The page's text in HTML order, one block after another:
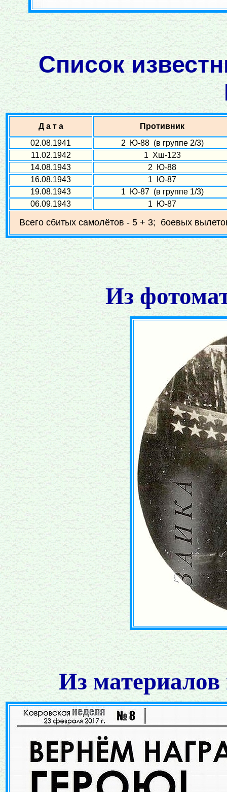
Список
Д а т а
Противник
02.08.1941
2 Ю-88 (в группе 2/3)
11.02.1942
1 Хш-123
14.08.1943
2 Ю-88
16.08.1943
1 Ю-87
19.08.1943
1 Ю-87 (в группе 1/3)
06.09.1943
1 Ю-87
Всего сбитых самолётов - 5 + 3; боевых
Из
Из